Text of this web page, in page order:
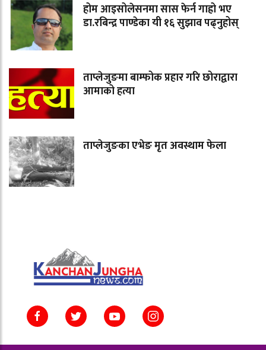
होम आइसोलेसनमा सास फेर्न गाह्रो भए
डा.रबिन्द्र पाण्डेका यी १६ सुझाव पढ्नुहोस्
ताप्लेजुङमा बाम्फोक प्रहार गरि छोराद्वारा
आमाको हत्या
ताप्लेजुङका एभेङ मृत अवस्थाम फेला